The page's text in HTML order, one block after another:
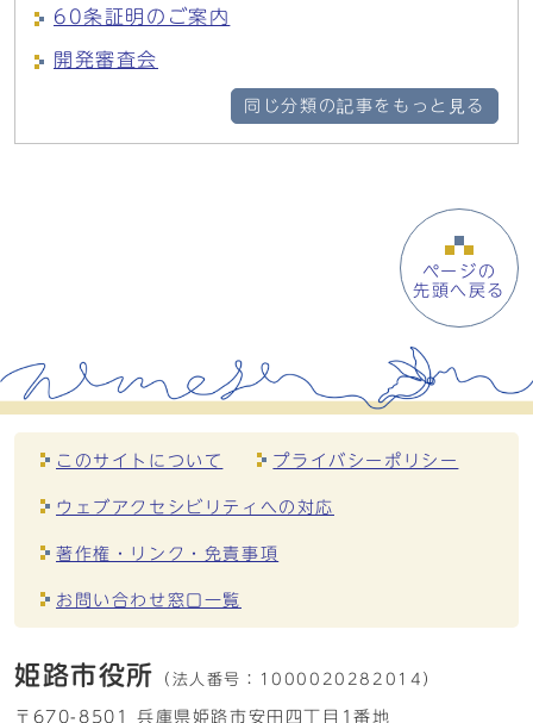
60条証明のご案内
開発審査会
同じ分類の記事をもっと見る
ページの
先頭へ戻る
このサイトについて プライバシーポリシー
ウェブアクセシビリティへの対応
著作権・リンク・免責事項
お問い合わせ窓口一覧
姫路市役所 （法人番号： 1000020282014）
〒670-8501 兵庫県姫路市安田四丁目1番地